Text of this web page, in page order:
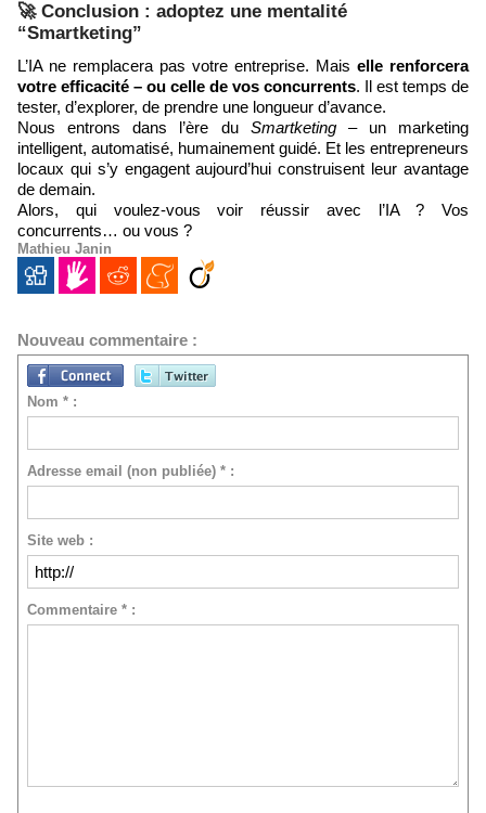
🚀 Conclusion : adoptez une mentalité
“Smartketing”
L’IA ne remplacera pas votre entreprise. Mais elle renforcera
votre efficacité – ou celle de vos concurrents. Il est temps de
tester, d’explorer, de prendre une longueur d’avance.
Nous entrons dans l’ère du Smartketing– un marketing
intelligent, automatisé, humainement guidé. Et les entrepreneurs
locaux qui s’y engagent aujourd’hui construisent leur avantage
de demain.
Alors, qui voulez-vous voir réussir avec l’IA ? Vos
concurrents… ou vous ?
Mathieu Janin
Nouveau commentaire :
Nom * :
Adresse email (non publiée) * :
Site web :
Commentaire * :